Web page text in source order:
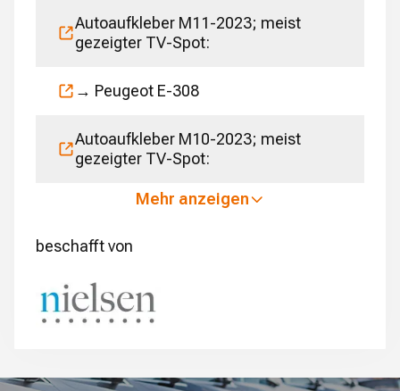
Autoaufkleber M11-2023; meist
gezeigter TV-Spot:
→ Peugeot E-308
Autoaufkleber M10-2023; meist
gezeigter TV-Spot:
Mehr anzeigen
beschafft von